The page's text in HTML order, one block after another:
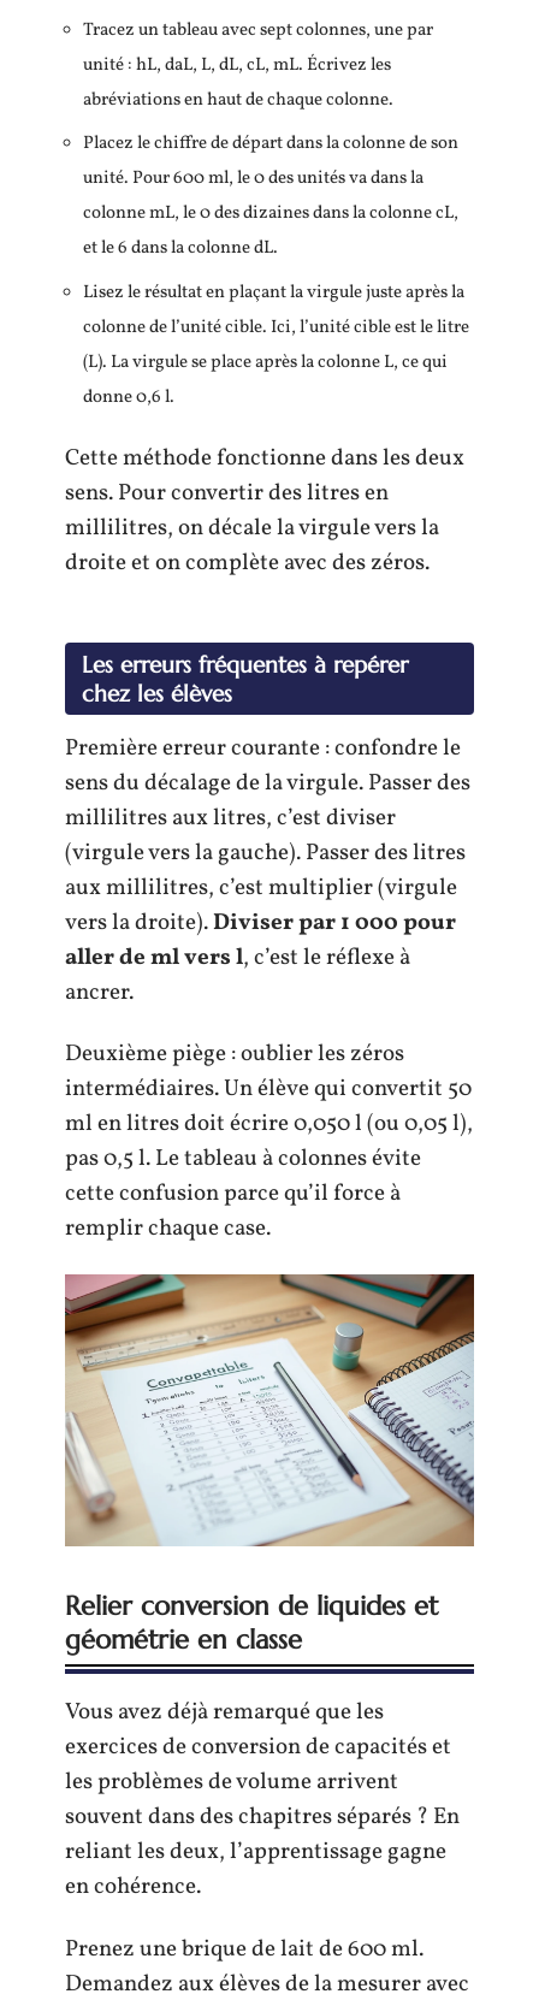
Tracez un tableau avec sept colonnes, une par
unité : hL, daL, L, dL, cL, mL. Écrivez les
abréviations en haut de chaque colonne.
Placez le chiffre de départ dans la colonne de son
unité. Pour 600 ml, le 0 des unités va dans la
colonne mL, le 0 des dizaines dans la colonne cL,
et le 6 dans la colonne dL.
Lisez le résultat en plaçant la virgule juste après la
colonne de l’unité cible. Ici, l’unité cible est le litre
(L). La virgule se place après la colonne L, ce qui
donne 0,6 l.
Cette méthode fonctionne dans les deux
sens. Pour convertir des litres en
millilitres, on décale la virgule vers la
droite et on complète avec des zéros.
Les erreurs fréquentes à repérer
chez les élèves
Première erreur courante : confondre le
sens du décalage de la virgule. Passer des
millilitres aux litres, c’est diviser
(virgule vers la gauche). Passer des litres
aux millilitres, c’est multiplier (virgule
vers la droite).Diviser par 1 000 pour
aller de ml vers l, c’est le réflexe à
ancrer.
Deuxième piège : oublier les zéros
intermédiaires. Un élève qui convertit 50
ml en litres doit écrire 0,050 l (ou 0,05 l),
pas 0,5 l. Le tableau à colonnes évite
cette confusion parce qu’il force à
remplir chaque case.
Relier conversion de liquides et
géométrie en classe
Vous avez déjà remarqué que les
exercices de conversion de capacités et
les problèmes de volume arrivent
souvent dans des chapitres séparés ? En
reliant les deux, l’apprentissage gagne
en cohérence.
Prenez une brique de lait de 600 ml.
Demandez aux élèves de la mesurer avec